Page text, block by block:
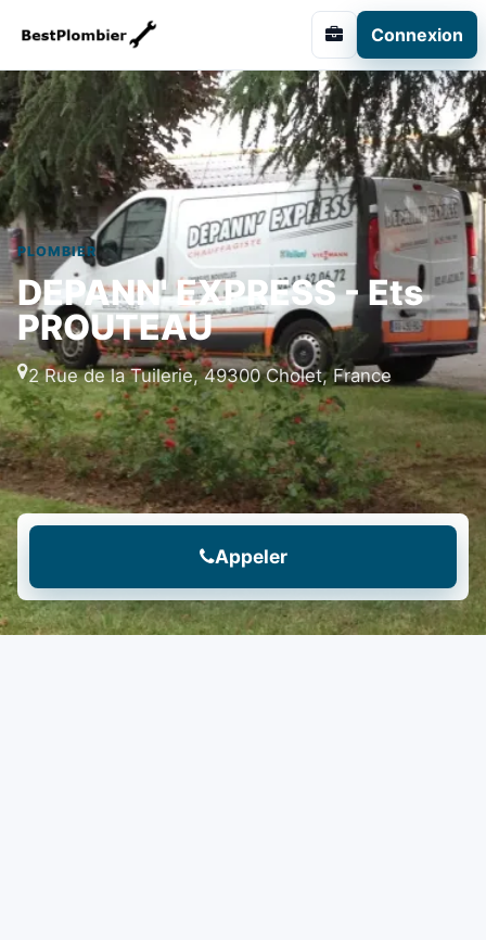
Connexion
PLOMBIER
DEPANN' EXPRESS - Ets
PROUTEAU
2 Rue de la Tuilerie, 49300 Cholet, France
Appeler